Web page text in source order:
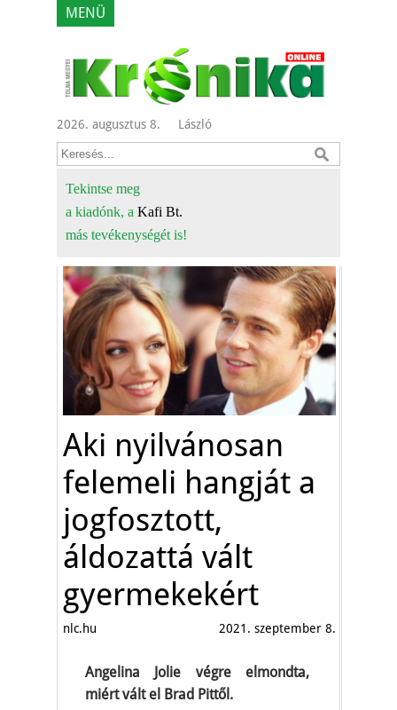
MENÜ
2026. augusztus 8. László
Tekintse meg
a kiadónk, a Kafi Bt.
más tevékenységét is!
Aki nyilvánosan
felemeli hangját a
jogfosztott,
áldozattá vált
gyermekekért
nlc.hu 2021. szeptember 8.
Angelina Jolie végre elmondta,
miért vált el Brad Pittől.